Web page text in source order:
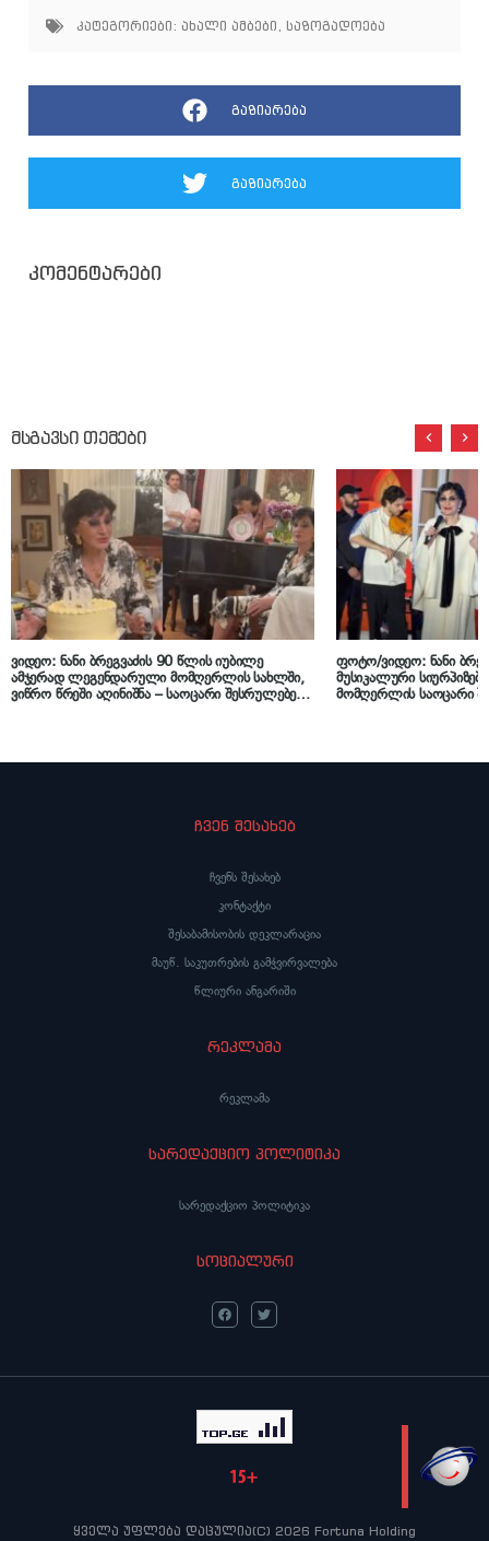
LIVE
კატეგორიები: ახალი ამბები , საზოგადოება
გაზიარება
გაზიარება
კომენტარები
მსგავსი თემები
ვიდეო: ნანი ბრეგვაძის 90 წლის იუბილე
ამჯერად ლეგენდარული მომღერლის სახლში,
ვიწრო წრეში აღინიშნა – საოცარი შესრულებები
ფოტო/ვიდეო: ნანი
მუსიკალური
მომღერლის საოცარი
ჩვენ შესახებ
ჩვენს შესახებ
კონტაქტი
შესაბამისობის დეკლარაცია
მაუწ. საკუთრების გამჭვირვალება
წლიური ანგარიში
რეკლამა
რეკლამა
სარედაქციო პოლიტიკა
სარედაქციო პოლიტიკა
სოციალური
ყველა უფლება დაცულია(C) 2026 Fortuna Holding